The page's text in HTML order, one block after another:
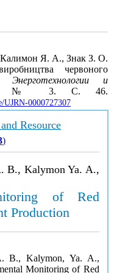
Я. А., Знак З. О.
червоного
Энерготехнологии и
№ 3. С. 46.
UJRN-0000727307
Resource
)
B., Kalymon Ya. A.,
of Red
Production
B., Kalymon, Ya. A.,
Monitoring of Red